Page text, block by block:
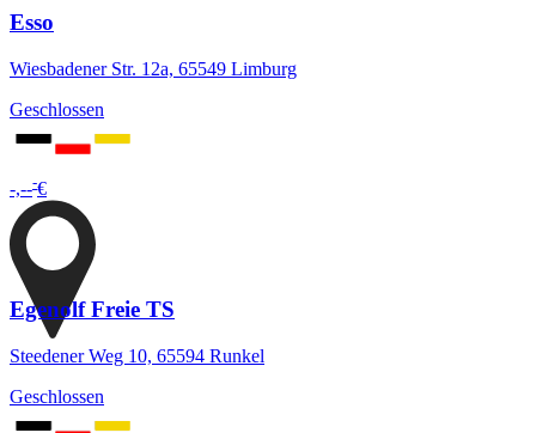
Esso
Wiesbadener Str. 12a, 65549 Limburg
Geschlossen
-,---€
Egenolf Freie TS
Steedener Weg 10, 65594 Runkel
Geschlossen